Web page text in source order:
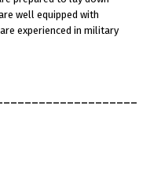
well equipped with
experienced in military